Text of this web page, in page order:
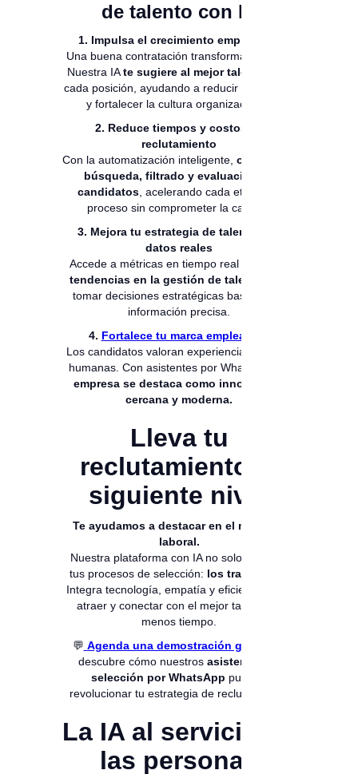
de talento con IA
1. Impulsa el crecimiento empresarial
Una buena contratación transforma equipos.
Nuestra IAte sugiere al mejor talento
cada posición, ayudando a reducir la rotación
y fortalecer la cultura organizacional.
2. Reduce tiempos y costos de
reclutamiento
Con la automatización inteligente, optimiza la
búsqueda, filtrado y evaluación de
candidatos , acelerando cada etapa del
proceso sin comprometer la calidad.
3. Mejora tu estrategia de talento con
datos reales
Accede a métricas en tiempo real y
tendencias en la gestión de talento
tomar decisiones estratégicas basadas en
información precisa.
4. Fortalece tu marca empleadora
Los candidatos valoran experiencias ágiles y
humanas. Con asistentes por WhatsApp,
empresa se destaca como innovadora,
cercana y moderna.
Lleva tu
reclutamiento al
siguiente nivel
Te ayudamos a destacar en el mercado
laboral.
Nuestra plataforma con IA no solo optimiza
tus procesos de selección: los transforma
Integra tecnología, empatía y eficiencia para
atraer y conectar con el mejor talento en
menos tiempo.
💬 Agenda una demostración gratuita
descubre cómo nuestros asistentes de
selección por WhatsApp pueden
revolucionar tu estrategia de reclutamiento.
La IA al servicio de
las personas